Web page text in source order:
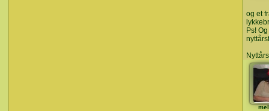
og et
Ps!